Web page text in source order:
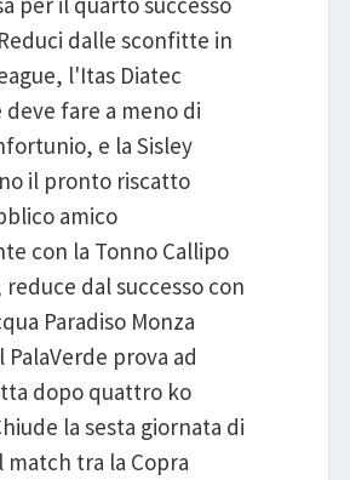
dalle sconfitte in
l'Itas Diatec
fare a meno di
e la Sisley
il pronto riscatto
amico
con la Tonno Callipo
dal successo con
Paradiso Monza
PalaVerde prova ad
dopo quattro ko
la sesta giornata di
match tra la Copra